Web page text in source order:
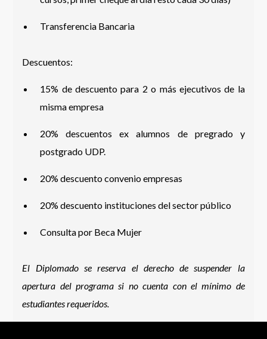
Transferencia Bancaria
Descuentos:
15% de descuento para 2 o más ejecutivos de la
misma empresa
20% descuentos ex alumnos de pregrado y
postgrado UDP.
20% descuento convenio empresas
20% descuento instituciones del sector público
Consulta por Beca Mujer
El Diplomado se reserva el derecho de suspender la
apertura del programa si no cuenta con el mínimo de
estudiantes requeridos.